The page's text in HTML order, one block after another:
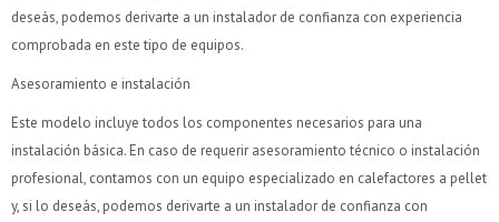
deseás, podemos derivarte a un instalador de confianza con experiencia
comprobada en este tipo de equipos.
Asesoramiento e instalación
Este modelo incluye todos los componentes necesarios para una
instalación básica. En caso de requerir asesoramiento técnico o instalación
profesional, contamos con un equipo especializado en calefactores a pellet
y, si lo deseás, podemos derivarte a un instalador de confianza con